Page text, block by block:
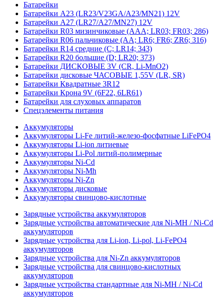
Батарейки
Батарейки A23 (LR23/V23GA/A23/MN21) 12V
Батарейки A27 (LR27/A27/MN27) 12V
Батарейки R03 мизинчиковые (AAA; LR03; FR03; 286)
Батарейки R06 пальчиковые (AA; LR6; FR6; ZR6; 316)
Батарейки R14 средние (C; LR14; 343)
Батарейки R20 большие (D; LR20; 373)
Батарейки ДИСКОВЫЕ 3V (CR, Li-MnO2)
Батарейки дисковые ЧАСОВЫЕ 1,55V (LR, SR)
Батарейки Квадратные 3R12
Батарейки Крона 9V (6F22, 6LR61)
Батарейки для слуховых аппаратов
Спецэлементы питания
Аккумуляторы
Аккумуляторы Li-Fe литий-железо-фосфатные LiFePO4
Аккумуляторы Li-ion литиевые
Аккумуляторы Li-Pol литий-полимерные
Аккумуляторы Ni-Cd
Аккумуляторы Ni-Mh
Аккумуляторы Ni-Zn
Аккумуляторы дисковые
Аккумуляторы свинцово-кислотные
Зарядные устройства аккумуляторов
Зарядные устройства автоматические для Ni-MH / Ni-Cd
аккумуляторов
Зарядные устройства для Li-ion, Li-pol, Li-FePO4
аккумуляторов
Зарядные устройства для Ni-Zn аккумуляторов
Зарядные устройства для свинцово-кислотных
аккумуляторов
Зарядные устройства стандартные для Ni-MH / Ni-Cd
аккумуляторов